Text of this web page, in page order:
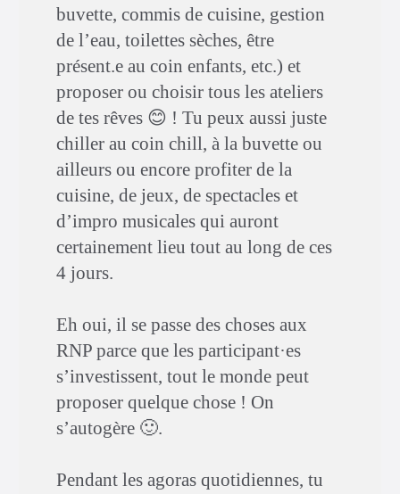
buvette, commis de cuisine, gestion
de l’eau, toilettes sèches, être
présent.e au coin enfants, etc.) et
proposer ou choisir tous les ateliers
de tes rêves 😊 ! Tu peux aussi juste
chiller au coin chill, à la buvette ou
ailleurs ou encore profiter de la
cuisine, de jeux, de spectacles et
d’impro musicales qui auront
certainement lieu tout au long de ces
4 jours.
Eh oui, il se passe des choses aux
RNP parce que les participant·es
s’investissent, tout le monde peut
proposer quelque chose ! On
s’autogère 🙂.
Pendant les agoras quotidiennes, tu